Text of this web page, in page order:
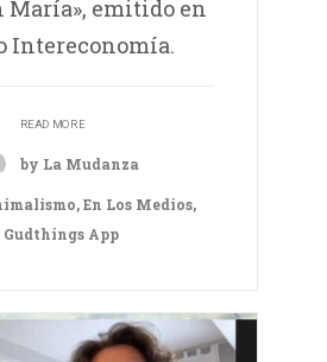
María», emitido en
Intereconomía.
READ MORE
by La Mudanza
,En Los Medios,
Gudthings App